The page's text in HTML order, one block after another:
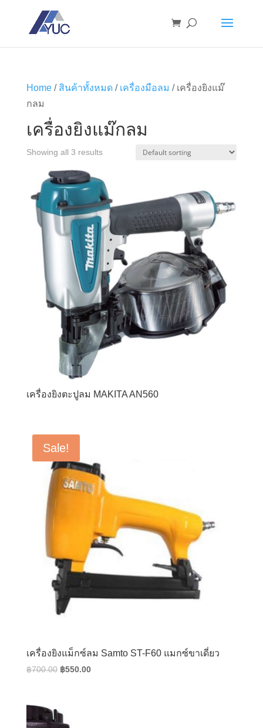
Home/ สินค้าทั้งหมด/ เครื่องมือลม / เครื่องยิงแม๊
กลม
เครื่องยิงแม๊กลม
Showing all 3 results
เครื่องยิงตะปูลม MAKITA AN560
Sale!
เครื่องยิงแม็กซ์ลม Samto ST-F60 แมกซ์ขาเดี่ยว
฿700.00 Original
฿550.00Current